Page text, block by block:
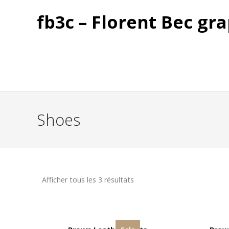
fb3c – Florent Bec
Shoes
Afficher tous les 3 résultats